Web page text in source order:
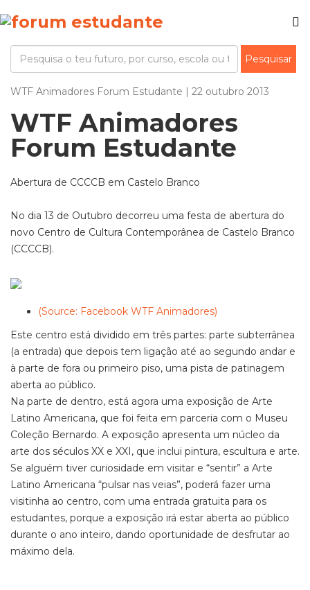
WTF Animadores Forum Estudante | 22 outubro 2013
WTF Animadores
Forum Estudante
Abertura de CCCCB em Castelo Branco
No dia 13 de Outubro decorreu uma festa de abertura do
novo Centro de Cultura Contemporânea de Castelo Branco
(CCCCB).
(Source: Facebook WTF Animadores)
Este centro está dividido em três partes: parte subterrânea
(a entrada) que depois tem ligação até ao segundo andar e
à parte de fora ou primeiro piso, uma pista de patinagem
aberta ao público.
Na parte de dentro, está agora uma exposição de Arte
Latino Americana, que foi feita em parceria com o Museu
Coleção Bernardo. A exposição apresenta um núcleo da
arte dos séculos XX e XXI, que inclui pintura, escultura e arte.
Se alguém tiver curiosidade em visitar e “sentir” a Arte
Latino Americana “pulsar nas veias”, poderá fazer uma
visitinha ao centro, com uma entrada gratuita para os
estudantes, porque a exposição irá estar aberta ao público
durante o ano inteiro, dando oportunidade de desfrutar ao
máximo dela.